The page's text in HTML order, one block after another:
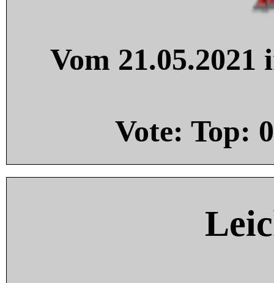
Vom
Vote: Top: 0